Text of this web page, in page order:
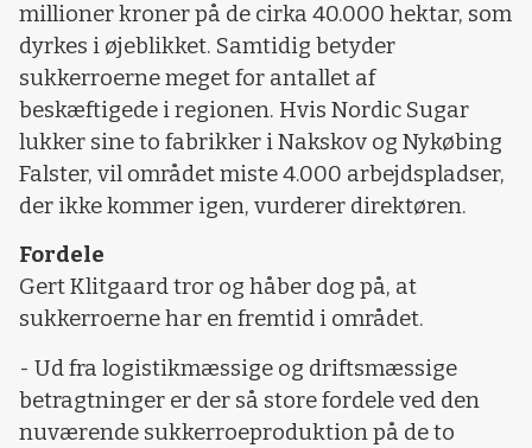
millioner kroner på de cirka 40.000 hektar, som
dyrkes i øjeblikket. Samtidig betyder
sukkerroerne meget for antallet af
beskæftigede i regionen. Hvis Nordic Sugar
lukker sine to fabrikker i Nakskov og Nykøbing
Falster, vil området miste 4.000 arbejdspladser,
der ikke kommer igen, vurderer direktøren.
Fordele
Gert Klitgaard tror og håber dog på, at
sukkerroerne har en fremtid i området.
- Ud fra logistikmæssige og driftsmæssige
betragtninger er der så store fordele ved den
nuværende sukkerroeproduktion på de to